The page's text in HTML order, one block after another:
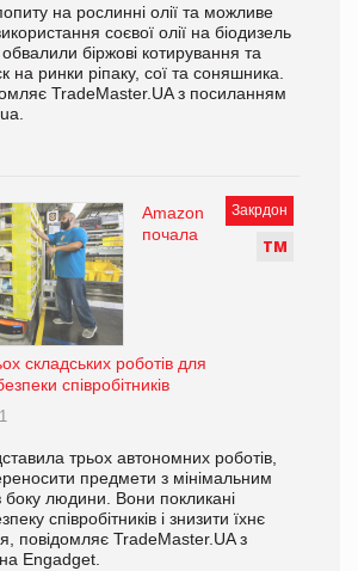
на рослинні олії та можливе
соєвої олії на біодизель
біржові котирування та
на ринки ріпаку, сої та соняшника.
TradeMaster.UA з посиланням
Закрдон
ТМ
Amazon
почала
складських роботів для
співробітників
трьох автономних роботів,
предмети з мінімальним
боку людини. Вони покликані
співробітників і знизити їхнє
повідомляє TradeMaster.UA з
Engadget.